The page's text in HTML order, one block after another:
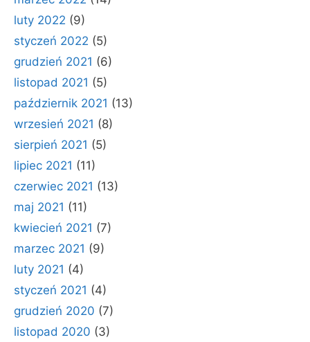
luty 2022 (9)
styczeń 2022 (5)
grudzień 2021 (6)
listopad 2021 (5)
październik 2021 (13)
wrzesień 2021 (8)
sierpień 2021 (5)
lipiec 2021 (11)
czerwiec 2021 (13)
maj 2021 (11)
kwiecień 2021 (7)
marzec 2021 (9)
luty 2021 (4)
styczeń 2021 (4)
grudzień 2020 (7)
listopad 2020 (3)